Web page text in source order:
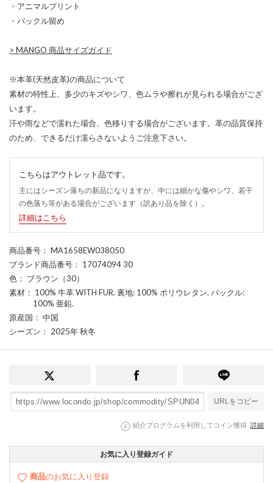
・アニマルプリント
・バックル留め
> MANGO 商品サイズガイド
※本革(天然皮革)の商品について
素材の特性上、多少のキズやシワ、色ムラや擦れが見られる場合がござ
います。
汗や雨などで濡れた場合、色移りする場合がございます。革の品質保持
のため、できるだけ濡らさないようご注意下さい。
こちらはアウトレット品です。
主にはシーズン落ちの新品になりますが、中には細かな傷やシワ、若干
の色落ち等がある場合がございます（訳あり品を除く）。
詳細はこちら
商品番号 ： MA1658EW038050
ブランド商品番号 ： 17074094 30
色 ： ブラウン（30）
素材 ： 100% 牛革 WITH FUR. 裏地: 100% ポリウレタン. バックル:
100% 亜鉛.
原産国 ： 中国
シーズン ： 2025年 秋冬
URLをコピー
紹介プログラムを利用してコイン獲得 詳細
お気に入り登録ガイド
商品のお気に入り登録